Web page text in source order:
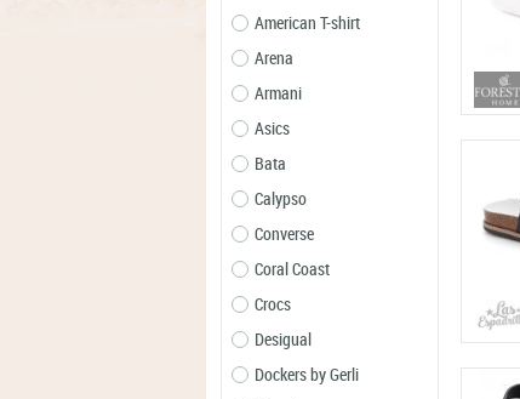
American T-shirt
Arena
Armani
Asics
Bata
Calypso
Converse
Coral Coast
Crocs
Desigual
Dockers by Gerli